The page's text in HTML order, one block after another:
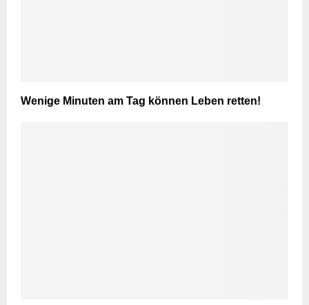
Wenige Minuten am Tag können Leben retten!